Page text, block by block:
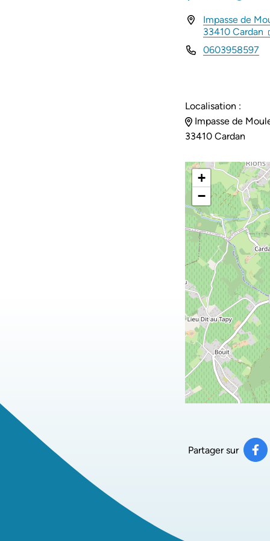
INFOS UTILES
Impasse de
33410 Cardan
0603958597
Localisation :
Impasse de
33410 Cardan
+
−
Partager sur